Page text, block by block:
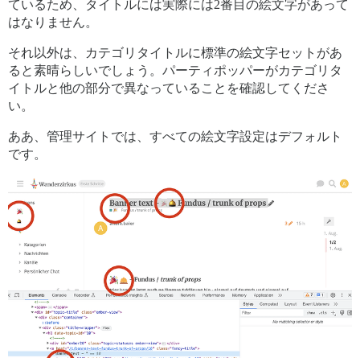
ているため、タイトルには実際には2番目の絵文字があって
はなりません。
それ以外は、カテゴリタイトルに標準の絵文字セットがあ
ると素晴らしいでしょう。パーティポッパーがカテゴリタ
イトルと他の部分で異なっていることを確認してくださ
い。
ああ、管理サイトでは、すべての絵文字設定はデフォルト
です。